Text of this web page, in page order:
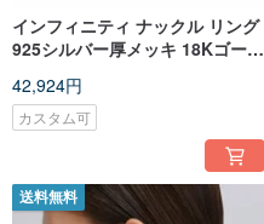
インフィニティ ナックル リング
925シルバー厚メッキ 18Kゴール
42,924円
カスタム可
送料無料